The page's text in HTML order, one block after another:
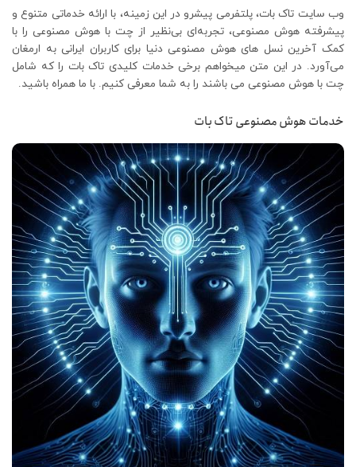
وب سایت تاک بات، پلتفرمی پیشرو در این زمینه، با ارائه خدماتی متنوع و
پیشرفته هوش مصنوعی، تجربه‌ای بی‌نظیر از چت با هوش مصنوعی را با
کمک آخرین نسل های هوش مصنوعی دنیا برای کاربران ایرانی به ارمغان
می‌آورد. در این متن میخواهم برخی خدمات کلیدی تاک بات را که شامل
چت با هوش مصنوعی می باشند را به شما معرفی کنیم. با ما همراه باشید.
خدمات هوش مصنوعی تاک بات